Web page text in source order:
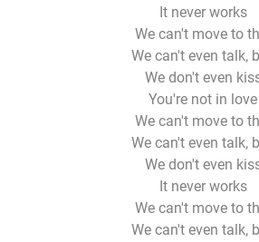
It never works
We can't move to
We can't even talk,
We don't even
You're not in love
We can't move to
We can't even talk,
We don't even
It never works
We can't move to
We can't even talk,